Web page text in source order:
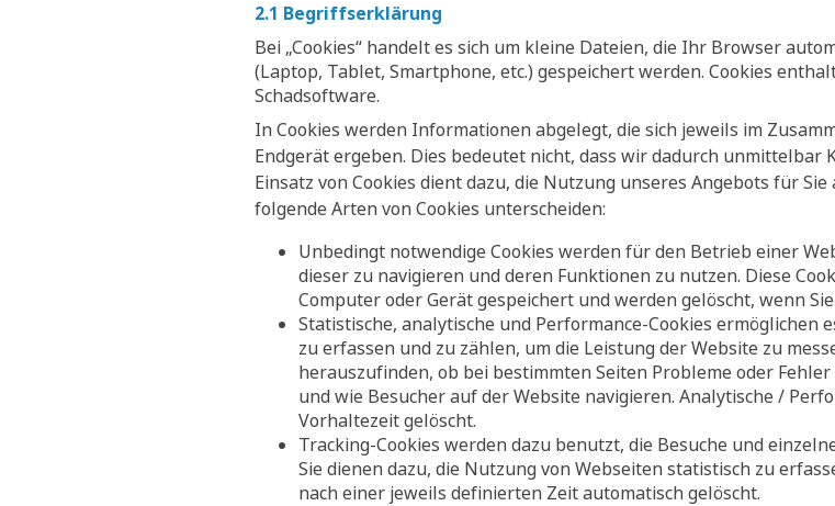
2.1 Begriffserklärung
Bei „Cookies“ handelt es sich um kleine Dateien, die Ihr Browser
(Laptop, Tablet, Smartphone, etc.) gespeichert werden. Cookies
Schadsoftware.
In Cookies werden Informationen abgelegt, die sich jeweils im
Endgerät ergeben. Dies bedeutet nicht, dass wir dadurch
Einsatz von Cookies dient dazu, die Nutzung unseres Angebots für
folgende Arten von Cookies unterscheiden:
Unbedingt notwendige Cookies werden für den Betrieb einer
dieser zu navigieren und deren Funktionen zu nutzen. Diese
Computer oder Gerät gespeichert und werden gelöscht, wenn
Statistische, analytische und Performance-Cookies ermöglichen
zu erfassen und zu zählen, um die Leistung der Website zu
herauszufinden, ob bei bestimmten Seiten Probleme oder
und wie Besucher auf der Website navigieren. Analytische /
Vorhaltezeit gelöscht.
Tracking-Cookies werden dazu benutzt, die Besuche und
Sie dienen dazu, die Nutzung von Webseiten statistisch zu
nach einer jeweils definierten Zeit automatisch gelöscht.